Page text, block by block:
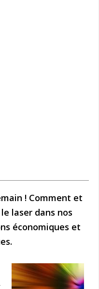
! Comment et
laser dans nos
économiques et